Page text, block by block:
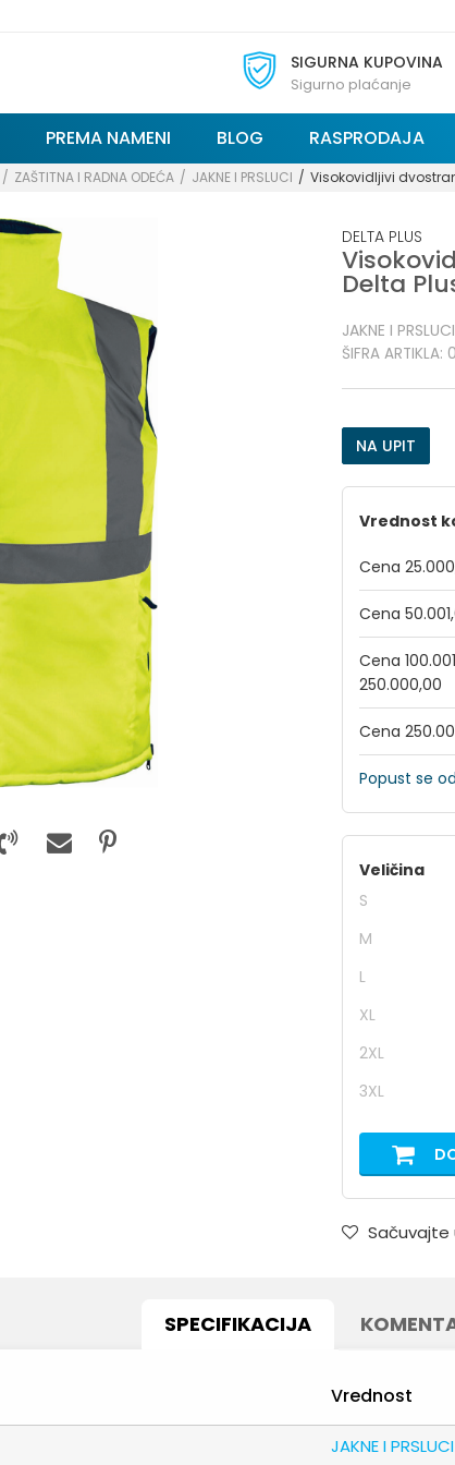
SIGURNA KUPOVINA
Sigurno plaćanje
PREMA NAMENI BLOG RASPRODAJA
ZAŠTITNA I RADNA ODEĆA JAKNE I PRSLUCI Visokovidljivi
DELTA PLUS
Delta
JAKNE I PRSLUCI
ŠIFRA ARTIKLA:
NA UPIT
Vrednost
Cena
Cena
Cena
250.000,00
Cena
Popust se
Veličina
S
M
L
XL
2XL
3XL
Sačuvajte
SPECIFIKACIJA
Vrednost
JAKNE I PRSLUCI